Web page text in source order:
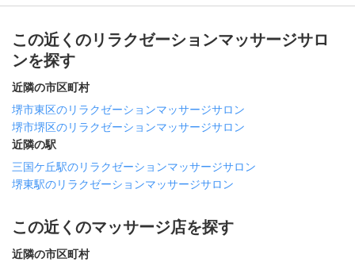
この近くのリラクゼーションマッサージサロ
ンを探す
近隣の市区町村
堺市東区のリラクゼーションマッサージサロン
堺市堺区のリラクゼーションマッサージサロン
近隣の駅
三国ケ丘駅のリラクゼーションマッサージサロン
堺東駅のリラクゼーションマッサージサロン
この近くのマッサージ店を探す
近隣の市区町村